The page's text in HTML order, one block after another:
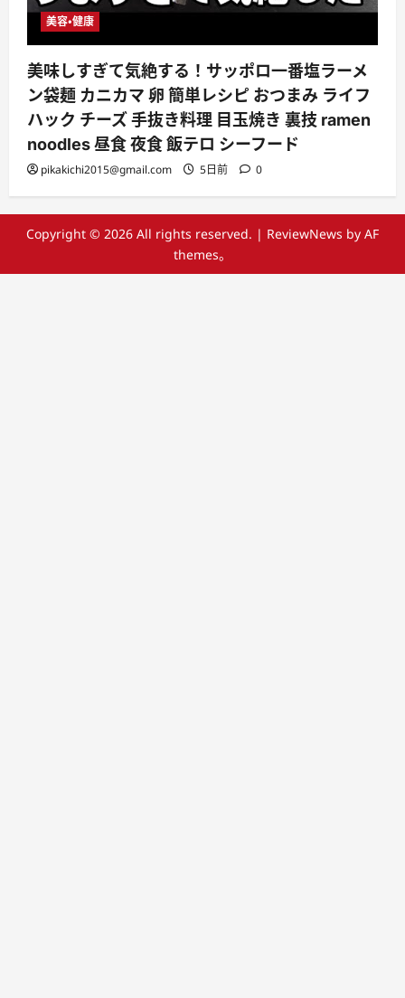
美容・健康
美味しすぎて気絶する！サッポロ一番塩ラーメ
ン袋麺 カニカマ 卵 簡単レシピ おつまみ ライフ
ハック チーズ 手抜き料理 目玉焼き 裏技 ramen
noodles 昼食 夜食 飯テロ シーフード
pikakichi2015@gmail.com 5日前 0
Copyright © 2026 All rights reserved. | ReviewNews by AF
themes。